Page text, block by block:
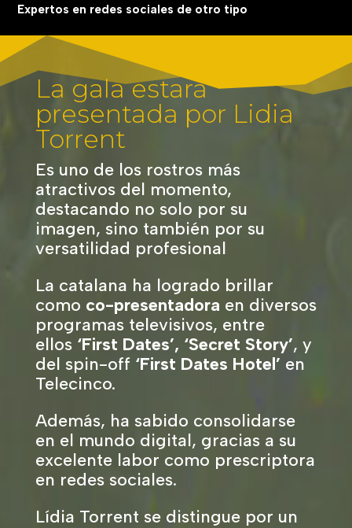
Expertos en redes sociales de otro tipo
La gala estará
presentada por Lidia
Torrent
Es uno de los rostros más
atractivos del momento,
destacando no solo por su
imagen, sino también por su
versatilidad profesional
La catalana ha logrado brillar
como co-presentadora en diversos
programas televisivos, entre
ellos ‘First Dates’, ‘Secret Story’, y
del spin-off ‘First Dates Hotel’ en
Telecinco.
Además, ha sabido consolidarse
en el mundo digital, gracias a su
excelente labor como prescriptora
en redes sociales.
Lídia Torrent se distingue por un